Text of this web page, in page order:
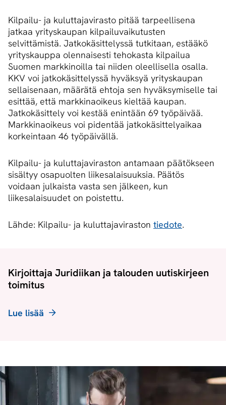
Kilpailu- ja kuluttajavirasto pitää tarpeellisena
jatkaa yrityskaupan kilpailuvaikutusten
selvittämistä. Jatkokäsittelyssä tutkitaan, estääkö
yrityskauppa olennaisesti tehokasta kilpailua
Suomen markkinoilla tai niiden oleellisella osalla.
KKV voi jatkokäsittelyssä hyväksyä yrityskaupan
sellaisenaan, määrätä ehtoja sen hyväksymiselle tai
esittää, että markkinaoikeus kieltää kaupan.
Jatkokäsittely voi kestää enintään 69 työpäivää.
Markkinaoikeus voi pidentää jatkokäsittelyaikaa
korkeintaan 46 työpäivällä.
Kilpailu- ja kuluttajaviraston antamaan päätökseen
sisältyy osapuolten liikesalaisuuksia. Päätös
voidaan julkaista vasta sen jälkeen, kun
liikesalaisuudet on poistettu.
Lähde: Kilpailu- ja kuluttajaviraston tiedote.
Kirjoittaja Juridiikan ja talouden uutiskirjeen
toimitus
Lue lisää